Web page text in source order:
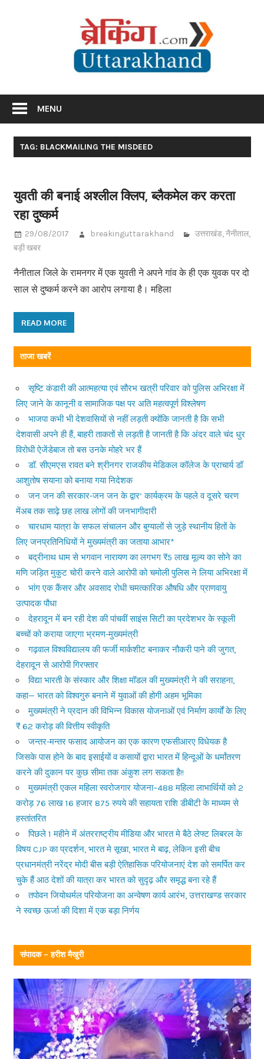
MENU
TAG: BLACKMAILING THE MISDEED
युवती की बनाई अश्लील क्लिप, ब्लैकमेल कर करता
रहा दुष्कर्म
29/08/2017 breakinguttarakhand उत्तराखंड,नैनीताल,
बड़ी खबर
नैनीताल जिले के रामनगर में एक युवती ने अपने गांव के ही एक युवक पर दो
साल से दुष्कर्म करने का आरोप लगाया है। महिला
READ MORE
ताजा खबरें
सृष्टि कंडारी की आत्महत्या एवं सौरभ खत्री परिवार को पुलिस अभिरक्षा में
लिए जाने के कानूनी व सामाजिक पक्ष पर अति महत्वपूर्ण विश्लेषण
भाजपा कभी भी देशवासियों से नहीं लड़ती क्योंकि जानती है कि सभी
देशवासी अपने ही हैं, बाहरी ताकतों से लड़ती है जानती है कि अंदर वाले चंद धुर
विरोधी ऐजेंडेबाज तो बस उनके मोहरे भर हैं
डॉ. सीएमएस रावत बने श्रीनगर राजकीय मेडिकल कॉलेज के प्राचार्य डॉ
आशुतोष सयाना को बनाया गया निदेशक
जन जन की सरकार-जन जन के द्वार’ कार्यक्रम के पहले व दूसरे चरण
मेंअब तक साढ़े छह लाख लोगों की जनभागीदारी
चारधाम यात्रा के सफल संचालन और बुग्यालों से जुड़े स्थानीय हितों के
लिए जनप्रतिनिधियों ने मुख्यमंत्री का जताया आभार*
बद्रीनाथ धाम से भगवान नारायण का लगभग ₹5 लाख मूल्य का सोने का
मणि जड़ित मुकुट चोरी करने वाले आरोपी को चमोली पुलिस ने लिया अभिरक्षा में
भांग एक कैंसर और अवसाद रोधी चमत्कारिक औषधि और प्राणवायु
उत्पादक पौधा
देहरादून में बन रही देश की पांचवीं साइंस सिटी का प्रदेशभर के स्कूली
बच्चों को कराया जाएगा भ्रमण-मुख्यमंत्री
गढ़वाल विश्वविद्यालय की फर्जी मार्कशीट बनाकर नौकरी पाने की जुगत,
देहरादून से आरोपी गिरफ्तार
विद्या भारती के संस्कार और शिक्षा मॉडल की मुख्यमंत्री ने की सराहना,
कहा— भारत को विश्वगुरु बनाने में युवाओं की होगी अहम भूमिका
मुख्यमंत्री ने प्रदान की विभिन्न विकास योजनाओं एवं निर्माण कार्यों के लिए
₹ 62 करोड़ की वित्तीय स्वीकृति
जन्तर-मन्तर फसाद आयोजन का एक कारण एफसीआरए विधेयक है
जिसके पास होने के बाद इसाईयों व कसायों द्वारा भारत में हिन्दूओं के धर्मांतरण
करने की दुकान पर कुछ सीमा तक अंकुश लग सकता है!!
मुख्यमंत्री एकल महिला स्वरोजगार योजना–488 महिला लाभार्थियों को 2
करोड़ 76 लाख 16 हजार 875 रुपये की सहायता राशि डीबीटी के माध्यम से
हस्तांतरित
पिछले 1 महीने में अंतरराष्ट्रीय मीडिया और भारत मे बैठे लेफ्ट लिबरल के
विषय CJP का प्रदर्शन, भारत मे सूखा, भारत मे बाढ़, लेकिन इसी बीच
प्रधानमंत्री नरेंद्र मोदी बीस बड़ी ऐतिहासिक परियोजनाएं देश को समर्पित कर
चुके हैं आठ देशों की यात्रा कर भारत को सुदृढ़ और समृद्ध बना रहे हैं
तपोवन जियोथर्मल परियोजना का अन्वेषण कार्य आरंभ, उत्तराखण्ड सरकार
ने स्वच्छ ऊर्जा की दिशा में एक बड़ा निर्णय
संपादक – हरीश मैखुरी